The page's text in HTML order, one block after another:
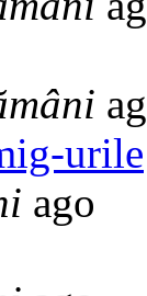
urile
ago